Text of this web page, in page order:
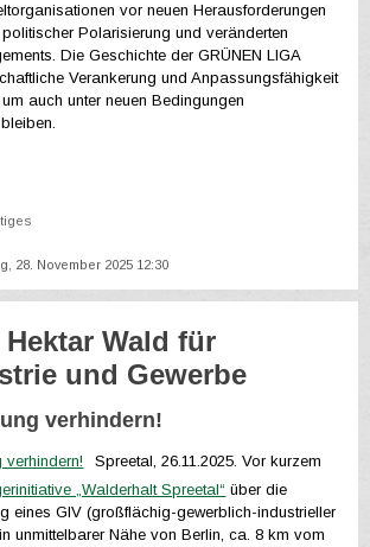
vor neuen Herausforderungen
Polarisierung und veränderten
Die Geschichte der GRÜNEN LIGA
Verankerung und Anpassungsfähigkeit
auch unter neuen Bedingungen
28. November 2025 12:30
Hektar Wald für
und Gewerbe
verhindern!
Spreetal, 26.11.2025. Vor kurzem
„Walderhalt Spreetal“ über die
eines GIV (großflächig-gewerblich-industrieller
unmittelbarer Nähe von Berlin, ca. 8 km vom